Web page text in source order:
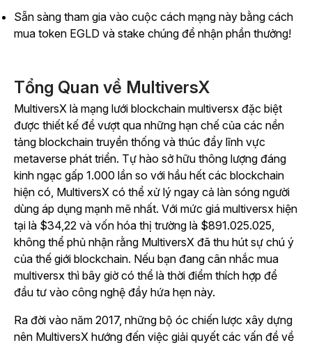
Sẵn sàng tham gia vào cuộc cách mạng này bằng cách
mua token EGLD và stake chúng để nhận phần thưởng!
Tổng Quan về MultiversX
MultiversX là mạng lưới blockchain multiversx đặc biệt
được thiết kế để vượt qua những hạn chế của các nền
tảng blockchain truyền thống và thúc đẩy lĩnh vực
metaverse phát triển. Tự hào sở hữu thông lượng đáng
kinh ngạc gấp 1.000 lần so với hầu hết các blockchain
hiện có, MultiversX có thể xử lý ngay cả làn sóng người
dùng áp dụng mạnh mẽ nhất. Với mức giá multiversx hiện
tại là $34,22 và vốn hóa thị trường là $891.025.025,
không thể phủ nhận rằng MultiversX đã thu hút sự chú ý
của thế giới blockchain. Nếu bạn đang cân nhắc mua
multiversx thì bây giờ có thể là thời điểm thích hợp để
đầu tư vào công nghệ đầy hứa hẹn này.
Ra đời vào năm 2017, những bộ óc chiến lược xây dựng
nên MultiversX hướng đến việc giải quyết các vấn đề về